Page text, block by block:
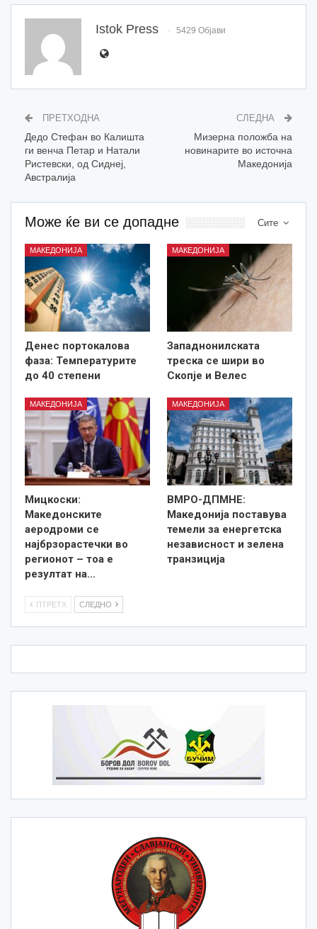
Istok Press 5429 Објави
ПРЕТХОДНА
Дедо Стефан во Калишта
ги венча Петар и Натали
Ристевски, од Сиднеј,
Австралија
СЛЕДНА
Мизерна положба на
новинарите во источна
Македонија
Сите
Може ќе ви се допадне
МАКЕДОНИЈА
Денес портокалова
фаза: Температурите
до 40 степени
МАКЕДОНИЈА
Западнонилската
треска се шири во
Скопје и Велес
МАКЕДОНИЈА
Мицкоски:
Македонските
аеродроми се
најбрзорастечки во
регионот – тоа е
резултат на…
МАКЕДОНИЈА
ВМРО-ДПМНЕ:
Македонија поставува
темели за енергетска
независност и зелена
транзиција
ПТРЕТХ СЛЕДНО